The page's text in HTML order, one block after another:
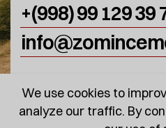
We use cookies to
analyze our traffic. By
+(998) 99 129 39
© 2025ZominCement